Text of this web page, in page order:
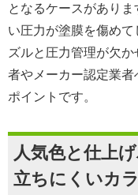
となるケースがあり
い圧力が塗膜を傷め
ズルと圧力管理が欠
者やメーカー認定業
ポイントです。
人気色と仕上
立ちにくいカ